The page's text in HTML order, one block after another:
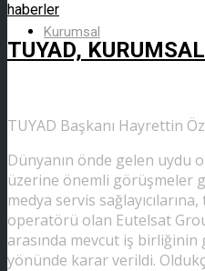
Kurumsal
haberler
TUYAD,
TUYAD Başkanı Hayrettin
Dünyanın önde gelen uydu
üzerine önemli görüşmeler
medya servis
operatörü olan Eutelsat
arasında mevcut iş birliğinin
yönünde karar verildi.